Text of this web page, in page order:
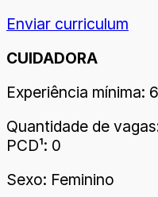
Enviar curriculum
CUIDADORA
Experiência mínima:
Quantidade de
PCD¹: 0
Sexo: Feminino